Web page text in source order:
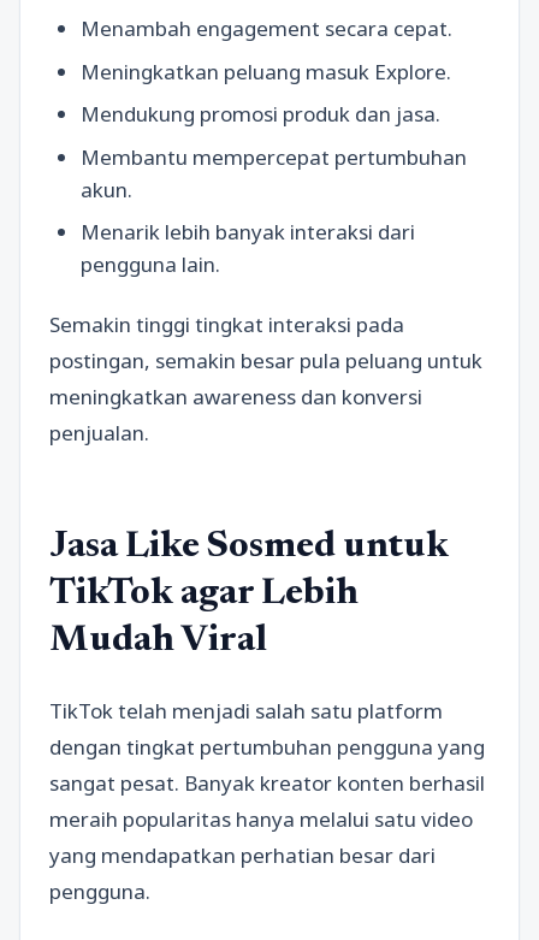
Menambah engagement secara cepat.
Meningkatkan peluang masuk Explore.
Mendukung promosi produk dan jasa.
Membantu mempercepat pertumbuhan
akun.
Menarik lebih banyak interaksi dari
pengguna lain.
Semakin tinggi tingkat interaksi pada
postingan, semakin besar pula peluang untuk
meningkatkan awareness dan konversi
penjualan.
Jasa Like Sosmed untuk
TikTok agar Lebih
Mudah Viral
TikTok telah menjadi salah satu platform
dengan tingkat pertumbuhan pengguna yang
sangat pesat. Banyak kreator konten berhasil
meraih popularitas hanya melalui satu video
yang mendapatkan perhatian besar dari
pengguna.